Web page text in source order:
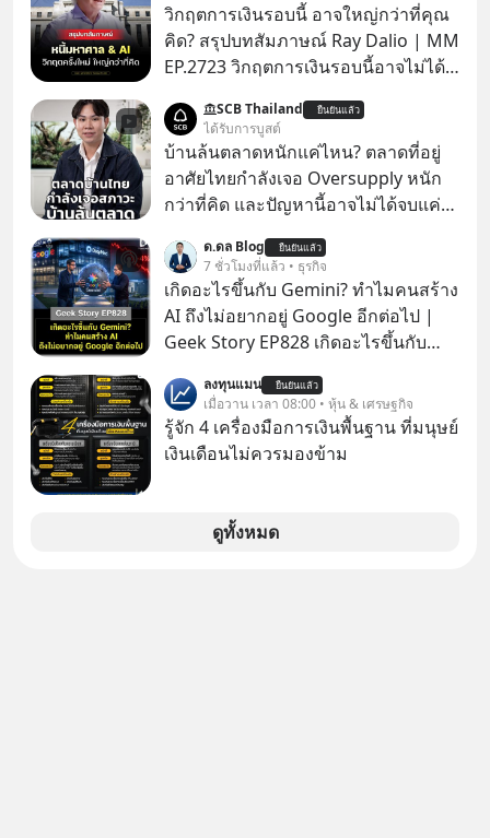
วิกฤตการเงินรอบนี้ อาจใหญ่กว่าที่คุณ
คิด? สรุปบทสัมภาษณ์ Ray Dalio | MM
EP.2723 วิกฤตการเงินรอบนี้อาจไม่ได้
Dalio ชายผู้เคยทำนายวิกฤตเศรษฐกิจ
มาแล้วหลายต่อหลายครั้ง ออกมาส่ง
สัญญาณเตือนระเบิดเวลาลูกใหม่ที่
กำลังก่อตัวขึ้น จาก "ระเบิดหนี้สิน
AI" ที่ผู้คนกำลังแห่ไล่ราคาอย่างบ้าคลั่ง
บทเรียนจากประวัติศาสตร์ 500 ปี บอก
อะไรเรา? ระเบียบโลกกำลังจะเปลี่ยน
มือไปในทิศทางไหน? และเราควรรับมือ
อย่างไรก่อนที่ทุกอย่างจะสายเกินไป?
ร่วมเจาะลึกบทวิเคราะห์และข้อคิดการ
เงินฉบับ Dalio กันได้ใน EP. นี้
#RayDalio #สรุปบทเรียน #การเงินการ
ลงทุน #MissionToTheMoon
SCB Thailand ยืนยันแล้ว
ได้รับการบูสต์
บ้านล้นตลาดหนักแค่ไหน? ตลาดที่อยู่
อาศัยไทยกำลังเจอ Oversupply หนัก
กว่าที่คิด และปัญหานี้อาจไม่ได้จบแค่
ล้นตลาด #เศรษฐกิจไทย #EICAround
#SCBThailand สามารถดูคลิปที่
youtube ประกอบได้ที่ link :
https://youtube.com/shorts/-
ด.ดล Blog ยืนยันแล้ว
7 ชั่วโมงที่แล้ว • ธุรกิจ
เกิดอะไรขึ้นกับ Gemini? ทำไมคนสร้าง
AI ถึงไม่อยากอยู่ Google อีกต่อไป |
Geek Story EP828 เกิดอะไรขึ้นกับ
อินเทอร์เน็ตมาตลอด? ย้อนไปแค่ 5
เดือนก่อน Gemini เคยสอบได้ที่ 1 ของ
วงการ AI แต่วันนี้ Google กลับร่วงดิ่ง
สัญญาไว้ก็เลื่อนแล้วเลื่อนอีก ซ้ำร้ายทีม
วิศวกรระดับหัวกะทิยังแห่ตบเท้าลาออก
ลงทุนแมน ยืนยันแล้ว
เมื่อวาน เวลา 08:00 • หุ้น & เศรษฐกิจ
รู้จัก 4 เครื่องมือการเงินพื้นฐาน ที่มนุษย์
เงินเดือนไม่ควรมองข้าม
ดูทั้งหมด